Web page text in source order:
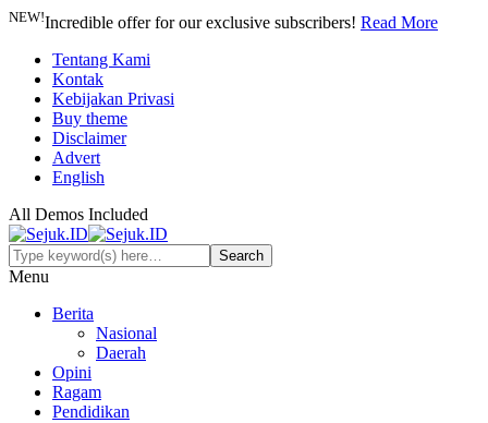
NEW!Incredible offer for our exclusive subscribers! Read More
Tentang Kami
Kontak
Kebijakan Privasi
Buy theme
Disclaimer
Advert
English
All Demos Included
Menu
Berita
Nasional
Daerah
Opini
Ragam
Pendidikan